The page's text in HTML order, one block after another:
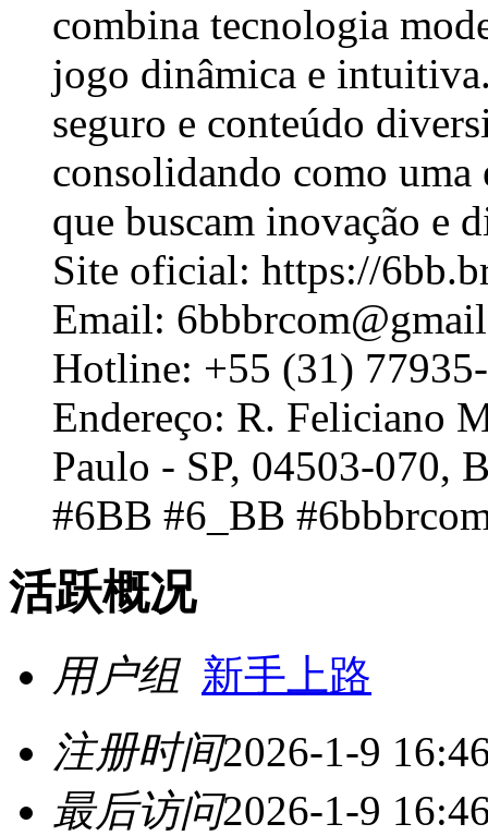
combina tecnologia
jogo dinâmica e
seguro e conteúdo
consolidando como
que buscam inovação e
Site oficial: https://
Email:
Hotline: +55 (31)
Endereço: R. Feliciano
Paulo - SP, 04503-070,
#6BB #6_BB
活跃概况
用户组 新手上路
注册时间2026-1-9
最后访问2026-1-9